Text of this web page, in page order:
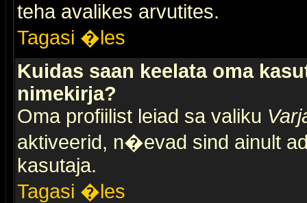
teha avalikes arvutites.
Tagasi �les
Kuidas saan keelata oma
nimekirja?
Oma profiilist leiad sa valiku
aktiveerid, n�evad sind ainult
kasutaja.
Tagasi �les